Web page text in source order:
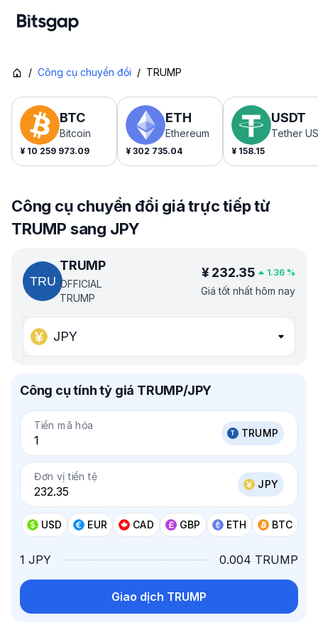
/ Công cụ chuyển đổi / TRUMP
BTC
Bitcoin
¥ 10 259 973.09
ETH
Ethereum
¥ 302 735.04
USDT
Tether
¥ 158.15
Công cụ chuyển đổi giá trực tiếp từ
TRUMP sang JPY
TRUMP
OFFICIAL
TRUMP
¥ 232.35 1.36 %
Giá tốt nhất hôm nay
JPY
Công cụ tính tỷ giá TRUMP/JPY
Tiền mã hóa
TRUMP
Đơn vị tiền tệ
JPY
USD EUR CAD GBP ETH BTC
1 JPY 0.004 TRUMP
Giao dịch TRUMP